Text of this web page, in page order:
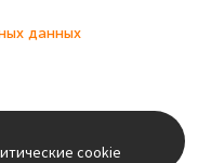
данных
cookie